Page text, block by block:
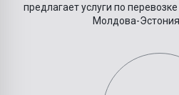
предлагает услуги по
Молдова-Эстония